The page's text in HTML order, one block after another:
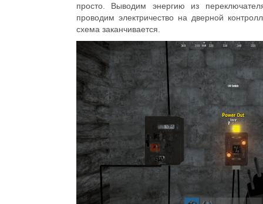
просто. Выводим энергию из
проводим электричество на дверной
схема заканчивается.